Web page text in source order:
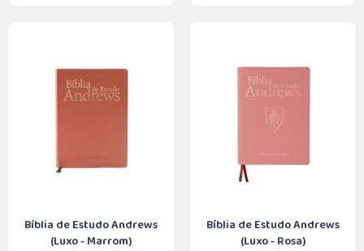
Bíblia de Estudo Andrews
(Luxo - Marrom)
Bíblia de Estudo Andrews
(Luxo - Rosa)